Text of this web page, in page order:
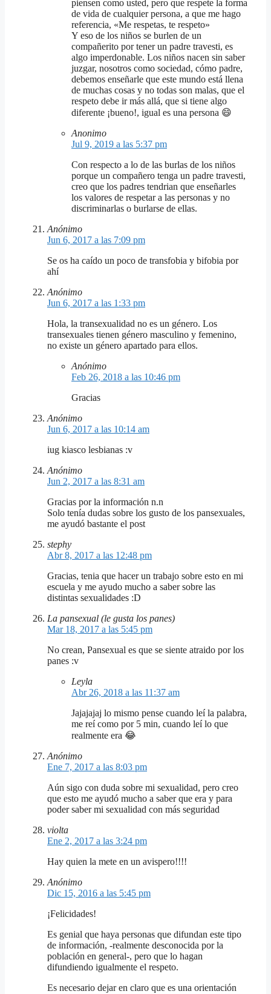
piensen como usted, pero que respete la forma
de vida de cualquier persona, a que me hago
referencia, «Me respetas, te respeto»
Y eso de los niños se burlen de un
compañerito por tener un padre travesti, es
algo imperdonable. Los niños nacen sin saber
juzgar, nosotros como sociedad, cómo padre,
debemos enseñarle que este mundo está llena
de muchas cosas y no todas son malas, que el
respeto debe ir más allá, que si tiene algo
diferente ¡bueno!, igual es una persona 😄
Anonimo
Jul 9, 2019 a las 5:37 pm
Con respecto a lo de las burlas de los niños
porque un compañero tenga un padre travesti,
creo que los padres tendrian que enseñarles
los valores de respetar a las personas y no
discriminarlas o burlarse de ellas.
Anónimo
Jun 6, 2017 a las 7:09 pm
Se os ha caído un poco de transfobia y bifobia por
ahí
Anónimo
Jun 6, 2017 a las 1:33 pm
Hola, la transexualidad no es un género. Los
transexuales tienen género masculino y femenino,
no existe un género apartado para ellos.
Anónimo
Feb 26, 2018 a las 10:46 pm
Gracias
Anónimo
Jun 6, 2017 a las 10:14 am
iug kiasco lesbianas :v
Anónimo
Jun 2, 2017 a las 8:31 am
Gracias por la información n.n
Solo tenía dudas sobre los gusto de los pansexuales,
me ayudó bastante el post
stephy
Abr 8, 2017 a las 12:48 pm
Gracias, tenia que hacer un trabajo sobre esto en mi
escuela y me ayudo mucho a saber sobre las
distintas sexualidades :D
La pansexual (le gusta los panes)
Mar 18, 2017 a las 5:45 pm
No crean, Pansexual es que se siente atraido por los
panes :v
Leyla
Abr 26, 2018 a las 11:37 am
Jajajajaj lo mismo pense cuando leí la palabra,
me reí como por 5 min, cuando leí lo que
realmente era 😂
Anónimo
Ene 7, 2017 a las 8:03 pm
Aún sigo con duda sobre mi sexualidad, pero creo
que esto me ayudó mucho a saber que era y para
poder saber mi sexualidad con más seguridad
violta
Ene 2, 2017 a las 3:24 pm
Hay quien la mete en un avispero!!!!
Anónimo
Dic 15, 2016 a las 5:45 pm
¡Felicidades!
Es genial que haya personas que difundan este tipo
de información, -realmente desconocida por la
población en general-, pero que lo hagan
difundiendo igualmente el respeto.
Es necesario dejar en claro que es una orientación